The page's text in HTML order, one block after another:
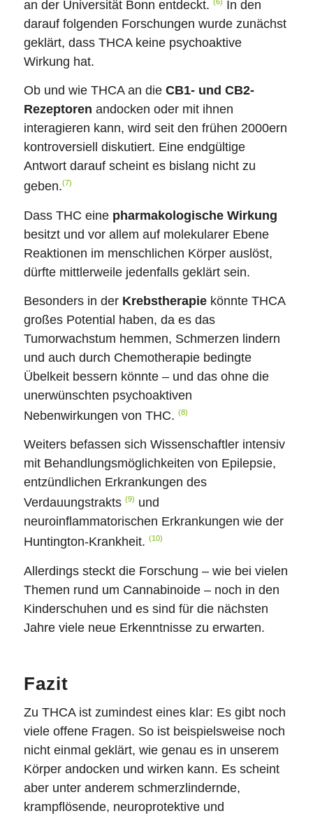
an der Universität Bonn entdeckt.
In den
darauf folgenden Forschungen wurde zunächst
geklärt, dass THCA keine psychoaktive
Wirkung hat.
Ob und wie THCA an die CB1- und CB2-
Rezeptoren andocken oder mit ihnen
interagieren kann, wird seit den frühen 2000ern
kontroversiell diskutiert. Eine endgültige
Antwort darauf scheint es bislang nicht zu
geben.(7)
Dass THC eine pharmakologische Wirkung
besitzt und vor allem auf molekularer Ebene
Reaktionen im menschlichen Körper auslöst,
dürfte mittlerweile jedenfalls geklärt sein.
Besonders in der Krebstherapie könnte THCA
großes Potential haben, da es das
Tumorwachstum hemmen, Schmerzen lindern
und auch durch Chemotherapie bedingte
Übelkeit bessern könnte – und das ohne die
unerwünschten psychoaktiven
Nebenwirkungen von THC. (8)
Weiters befassen sich Wissenschaftler intensiv
mit Behandlungsmöglichkeiten von Epilepsie,
entzündlichen Erkrankungen des
Verdauungstrakts (9) und
neuroinflammatorischen Erkrankungen wie der
Huntington-Krankheit. (10)
Allerdings steckt die Forschung – wie bei vielen
Themen rund um Cannabinoide – noch in den
Kinderschuhen und es sind für die nächsten
Jahre viele neue Erkenntnisse zu erwarten.
Fazit
Zu THCA ist zumindest eines klar: Es gibt noch
viele offene Fragen. So ist beispielsweise noch
nicht einmal geklärt, wie genau es in unserem
Körper andocken und wirken kann. Es scheint
aber unter anderem schmerzlindernde,
krampflösende, neuroprotektive und